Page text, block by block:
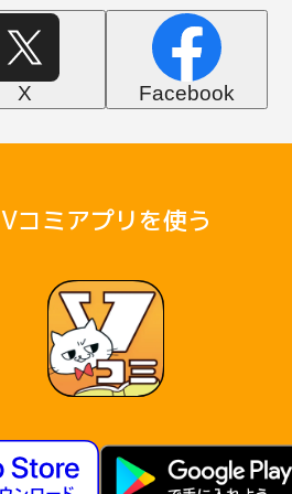
X Facebook
Vコミアプリを使う